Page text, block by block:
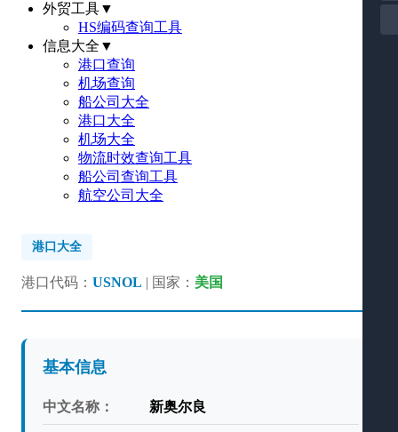
外贸工具▼
HS编码查询工具
信息大全 ▼
港口查询
机场查询
船公司大全
港口大全
机场大全
物流时效查询工具
船公司查询工具
航空公司大全
港口大全
港口代码： USNOL | 国家： 美国
基本信息
中文名称： 新奥尔良